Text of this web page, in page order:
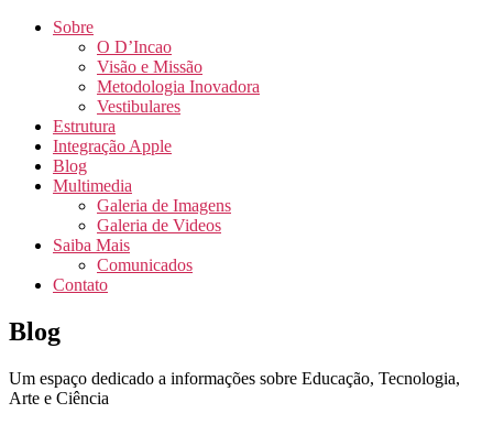
Sobre
O D’Incao
Visão e Missão
Metodologia Inovadora
Vestibulares
Estrutura
Integração Apple
Blog
Multimedia
Galeria de Imagens
Galeria de Videos
Saiba Mais
Comunicados
Contato
Blog
Um espaço dedicado a informações sobre Educação, Tecnologia,
Arte e Ciência